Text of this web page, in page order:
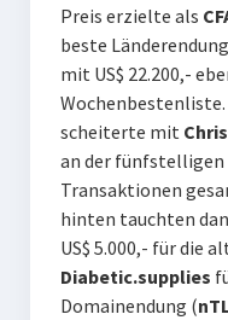
Preis erzielte als
beste
mit US$ 22.200,-
Wochenbestenliste.
scheiterte mit
an der fünfstelligen
Transaktionen
hinten tauchten
US$ 5.000,- für die
Diabetic.supplies
Domainendung (